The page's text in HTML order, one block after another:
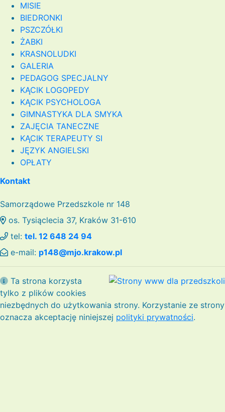
MISIE
BIEDRONKI
PSZCZÓŁKI
ŻABKI
KRASNOLUDKI
GALERIA
PEDAGOG SPECJALNY
KĄCIK LOGOPEDY
KĄCIK PSYCHOLOGA
GIMNASTYKA DLA SMYKA
ZAJĘCIA TANECZNE
KĄCIK TERAPEUTY SI
JĘZYK ANGIELSKI
OPŁATY
Kontakt
Samorządowe Przedszkole nr 148
os. Tysiąclecia 37, Kraków 31-610
tel: tel. 12 648 24 94
e-mail: p148@mjo.krakow.pl
Ta strona korzysta
tylko z plików cookies
niezbędnych do użytkowania strony. Korzystanie ze strony
oznacza akceptację niniejszej polityki prywatności.